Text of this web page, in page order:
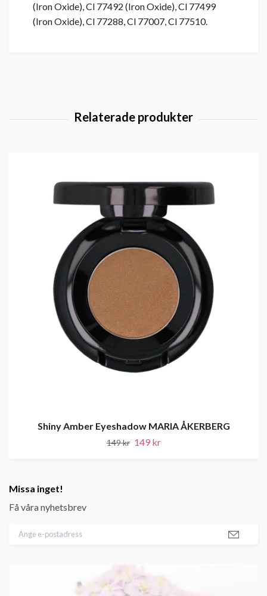
Missa inget!
Få våra nyhetsbrev
(Iron Oxide), Cl 77492 (Iron Oxide), Cl 77499
(Iron Oxide), Cl 77288, Cl 77007, Cl 77510.
Shiny Amber Eyeshadow MARIA ÅKERBERG
149 kr 149 kr